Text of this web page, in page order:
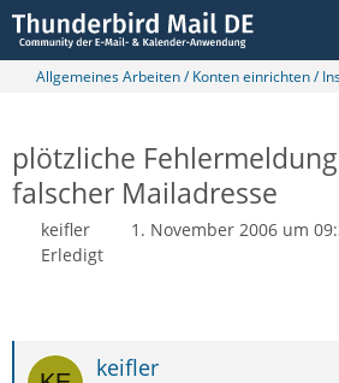
Allgemeines Arbeiten / Konten einrichten /
plötzliche
falscher Mailadresse
keifler 1. November 2006 um
Erledigt
keifler